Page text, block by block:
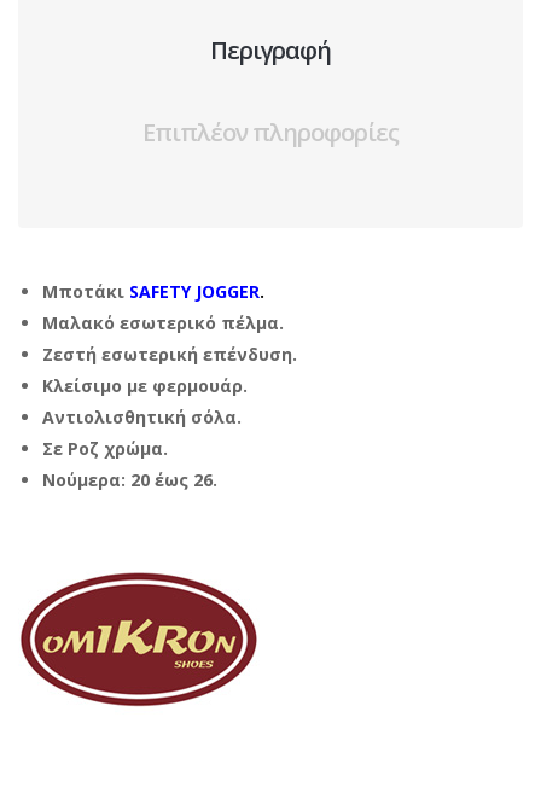
Περιγραφή
Επιπλέον πληροφορίες
Μποτάκι SAFETY JOGGER.
Μαλακό εσωτερικό πέλμα.
Ζεστή εσωτερική επένδυση.
Κλείσιμο με φερμουάρ.
Αντιολισθητική σόλα.
Σε Ροζ χρώμα.
Νούμερα: 20 έως 26.